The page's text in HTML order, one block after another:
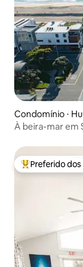
Condomínio ⋅
À beira-mar em
Entre os
Preferido